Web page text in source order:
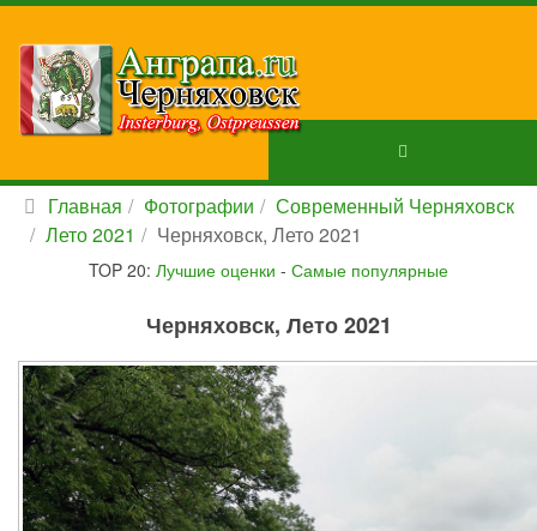
Главная Фотографии
Современный Черняховск
Лето 2021
Черняховск, Лето 2021
TOP 20: Лучшие оценки - Самые популярные
Черняховск, Лето 2021